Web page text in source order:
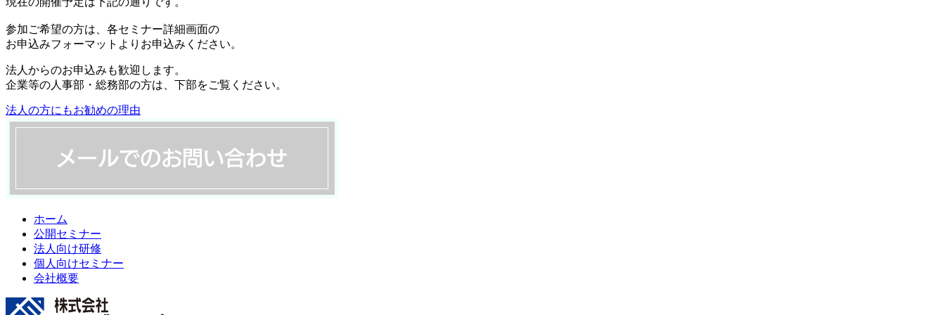
参加ご希望の方は、各セミナー詳細画面の
お申込みフォーマットよりお申込みください。
法人からのお申込みも歓迎します。
企業等の人事部・総務部の方は、下部をご覧ください。
法人の方にもお勧めの理由
ホーム
公開セミナー
法人向け研修
個人向けセミナー
会社概要